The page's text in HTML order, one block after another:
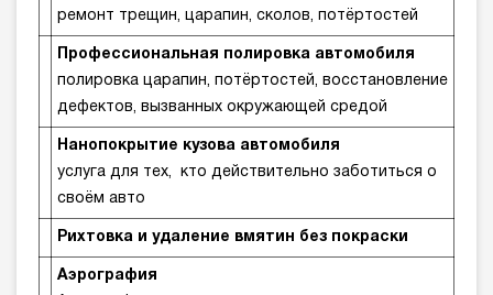
ремонт трещин, царапин, сколов, потёртостей
Профессиональная полировка автомобиля
полировка царапин, потёртостей, восстановление
дефектов, вызванных окружающей средой
Нанопокрытие кузова автомобиля
услуга для тех, кто действительно заботиться о
своём авто
Рихтовка и удаление вмятин без покраски
Аэрография